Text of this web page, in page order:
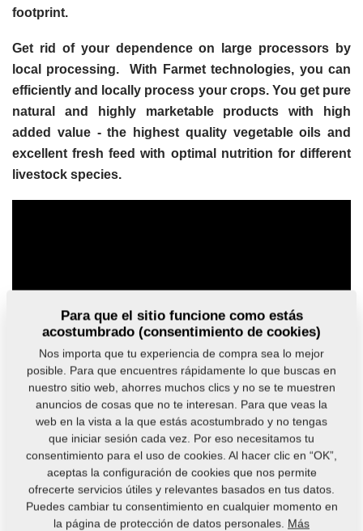
footprint.
Get rid of your dependence on large processors by
local processing. With Farmet technologies, you can
efficiently and locally process your crops. You get pure
natural and highly marketable products with high
added value - the highest quality vegetable oils and
excellent fresh feed with optimal nutrition for different
livestock species.
Take a step in the right direction and invest in Farmet
technology. Your investment will be quickly returned to
you (also thanks to our patented energy recovery
system) and your products will become the best and
healthiest selling commodity on the market.
Para que el sitio funcione como estás
acostumbrado (consentimiento de cookies)
Nos importa que tu experiencia de compra sea lo mejor
posible. Para que encuentres rápidamente lo que buscas en
nuestro sitio web, ahorres muchos clics y no se te muestren
anuncios de cosas que no te interesan. Para que veas la
web en la vista a la que estás acostumbrado y no tengas
que iniciar sesión cada vez. Por eso necesitamos tu
consentimiento para el uso de cookies. Al hacer clic en “OK”,
aceptas la configuración de cookies que nos permite
ofrecerte servicios útiles y relevantes basados en tus datos.
Puedes cambiar tu consentimiento en cualquier momento en
la página de protección de datos personales. Más